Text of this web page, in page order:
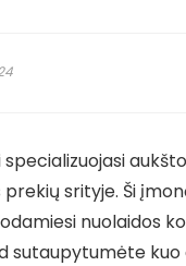
srityje. Ši
nuolaidos
sutaupytumėte